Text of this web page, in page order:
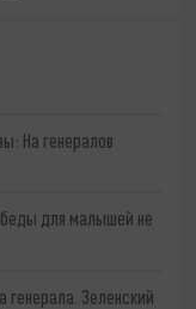
На генералов
для малышей не
Зеленский